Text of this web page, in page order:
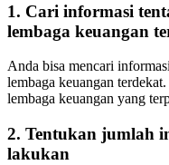
1. Cari informasi
lembaga keuangan
Anda bisa mencari
lembaga keuangan
lembaga keuangan yang
2. Tentukan jumlah
lakukan